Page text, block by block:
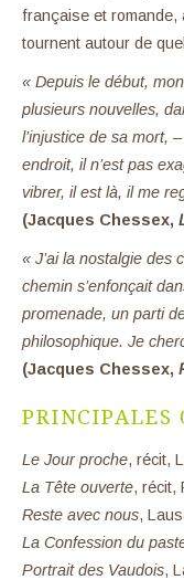
française et romande,
tournent autour de
« Depuis le début,
plusieurs nouvelles,
l’injustice de sa mort,
endroit, il n’est pas
vibrer, il est là, il me
(Jacques Chessex,
« J’ai la nostalgie des
chemin s’enfonçait
promenade, un parti
philosophique. Je
(Jacques Chessex,
PRINCIPALES
Le Jour proche, récit,
La Tête ouverte, récit,
Reste avec nous,
La Confession du
Portrait des Vaudois,